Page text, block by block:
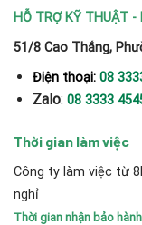
HỖ TRỢ KỸ THUẬT -
51/8 Cao Thắng,
Điện thoại: 08
Zalo: 08 3333
Thời gian làm việc
Công ty làm việc từ
nghỉ
Thời gian nhận bảo